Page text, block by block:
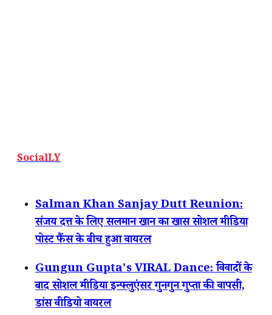
SocialLY
Salman Khan Sanjay Dutt Reunion:
संजय दत्त के लिए सलमान खान का खास सोशल मीडिया
पोस्ट फैंस के बीच हुआ वायरल
Gungun Gupta's VIRAL Dance: विवादों के
बाद सोशल मीडिया इन्फ्लुएंसर गुनगुन गुप्ता की वापसी,
डांस वीडियो वायरल